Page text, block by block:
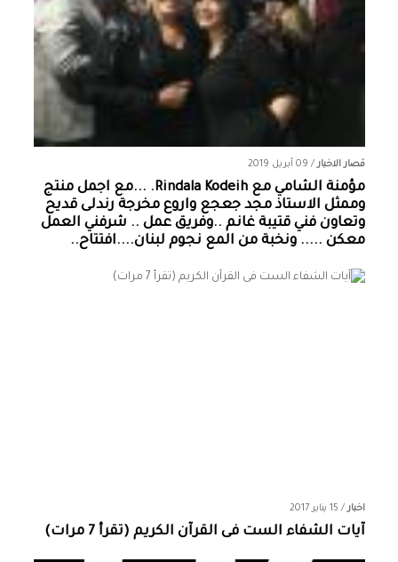
قصار الاخبار/ 09 أبريل 2019
مؤمنة الشامي‏ مع ‏‎Rindala Kodeih‎‏. ...مع اجمل منتج
وممثل الاستاذ مجد جعجع واروع مخرجة رندلى قديح
وتعاون فني قتيبة غانم ..وفريق عمل .. شرفني العمل
معكن ..... ونخبة من المع نجوم لبنان....افتتاح..
اخبار/ 15 يناير 2017
آيات الشفاء الست فى القرآن الكريم (تقرأ 7 مرات)